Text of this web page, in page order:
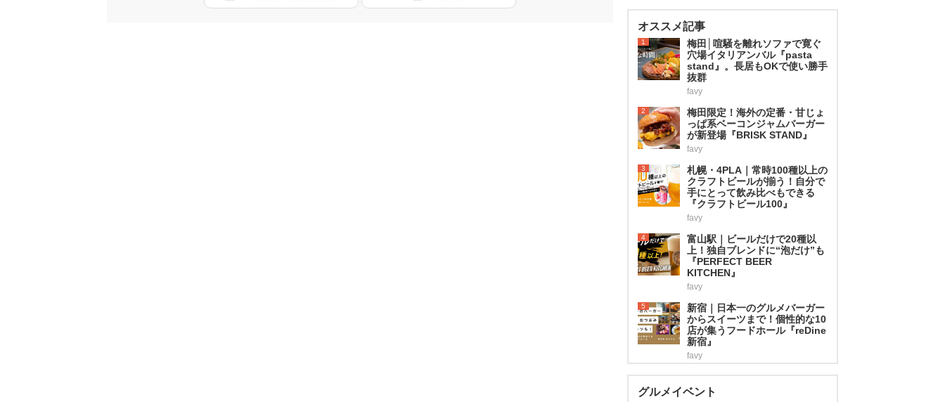
オススメ記事
1
梅田│喧騒を離れソファで寛ぐ
穴場イタリアンバル『pasta
stand』。長居もOKで使い勝手
抜群
favy
2
梅田限定！海外の定番・甘じょ
っぱ系ベーコンジャムバーガー
が新登場『BRISK STAND』
favy
3
札幌・4PLA｜常時100種以上の
クラフトビールが揃う！自分で
手にとって飲み比べもできる
『クラフトビール100』
favy
4
富山駅｜ビールだけで20種以
上！独自ブレンドに“泡だけ”も
『PERFECT BEER
KITCHEN』
favy
5
新宿｜日本一のグルメバーガー
からスイーツまで！個性的な10
店が集うフードホール『reDine
新宿』
favy
グルメイベント